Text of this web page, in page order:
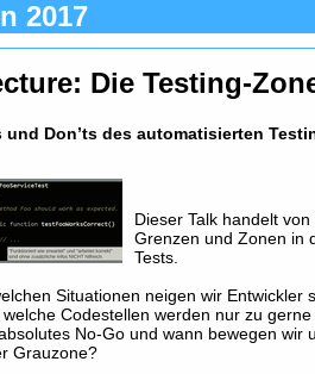
2017
Die Testing-
und Don’ts des automatisierten
Dieser Talk handelt
Grenzen und Zonen in
Tests.
Situationen neigen wir Entwickler
welche Codestellen werden nur zu
No-Go und wann bewegen wir
Grauzone?